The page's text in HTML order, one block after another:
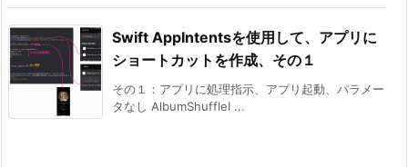
Swift AppIntentsを使用して、アプリに
ショートカットを作成、その１
その１：アプリに処理指示、アプリ起動、パラメー
タなし AlbumShuffleI ...